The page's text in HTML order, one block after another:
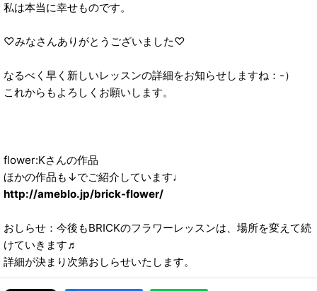
私は本当に幸せものです。
♡みなさんありがとうございました♡
なるべく早く新しいレッスンの詳細をお知らせしますね：-）
これからもよろしくお願いします。
flower:Kさんの作品
ほかの作品も↓でご紹介しています♩
http://ameblo.jp/brick-flower/
おしらせ：今後もBRICKのフラワーレッスンは、場所を変えて続
けていきます♬
詳細が決まり次第おしらせいたします。